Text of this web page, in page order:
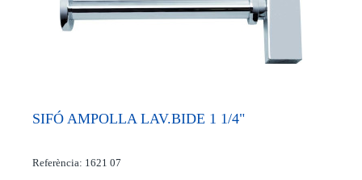
SIFÓ AMPOLLA LAV.BIDE 1 1/4"
Referència: 1621 07